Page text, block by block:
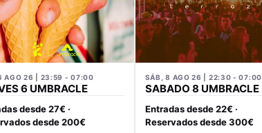
AGO 26 | 23:59 - 07:00
6 UMBRACLE
desde 27€ ·
desde 200€
SÁB, 8 AGO 26 | 22:30 - 07:00
SABADO 8 UMBRACLE
Entradas desde 22€ ·
Reservados desde 300€